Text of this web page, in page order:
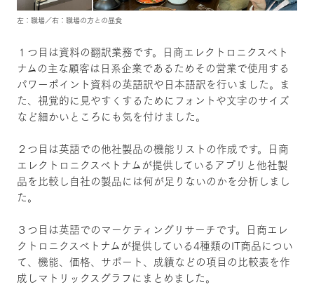
左：職場／右：職場の方との昼食
１つ目は資料の翻訳業務です。日商エレクトロニクスベト
ナムの主な顧客は日系企業であるためその営業で使用する
パワーポイント資料の英語訳や日本語訳を行いました。ま
た、視覚的に見やすくするためにフォントや文字のサイズ
など細かいところにも気を付けました。
２つ目は英語での他社製品の機能リストの作成です。日商
エレクトロニクスベトナムが提供しているアプリと他社製
品を比較し自社の製品には何が足りないのかを分析しまし
た。
３つ目は英語でのマーケティングリサーチです。日商エレ
クトロニクスベトナムが提供している4種類のIT商品につい
て、機能、価格、サポート、成績などの項目の比較表を作
成しマトリックスグラフにまとめました。